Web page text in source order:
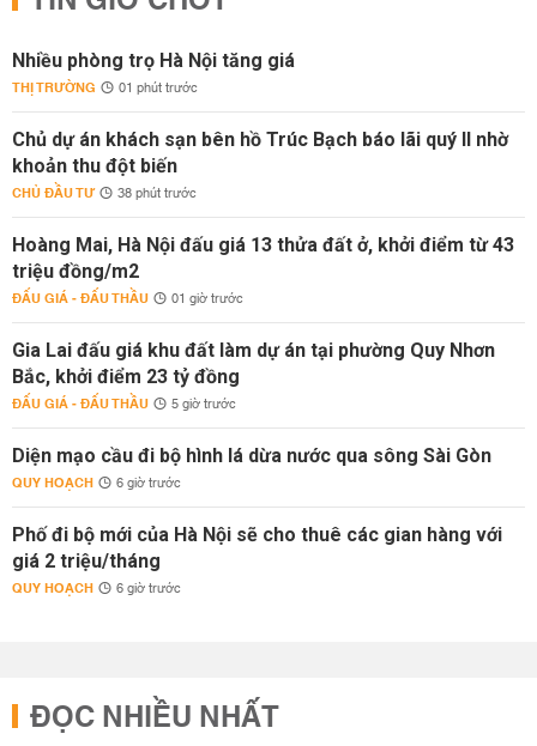
Nhiều phòng trọ Hà Nội tăng giá
THỊ TRƯỜNG 01 phút trước
Chủ dự án khách sạn bên hồ Trúc Bạch báo lãi quý II nhờ
khoản thu đột biến
CHỦ ĐẦU TƯ 38 phút trước
Hoàng Mai, Hà Nội đấu giá 13 thửa đất ở, khởi điểm từ 43
triệu đồng/m2
ĐẤU GIÁ - ĐẤU THẦU 01 giờ trước
Gia Lai đấu giá khu đất làm dự án tại phường Quy Nhơn
Bắc, khởi điểm 23 tỷ đồng
ĐẤU GIÁ - ĐẤU THẦU 5 giờ trước
Diện mạo cầu đi bộ hình lá dừa nước qua sông Sài Gòn
QUY HOẠCH 6 giờ trước
Phố đi bộ mới của Hà Nội sẽ cho thuê các gian hàng với
giá 2 triệu/tháng
QUY HOẠCH 6 giờ trước
ĐỌC NHIỀU NHẤT